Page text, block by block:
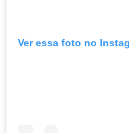
Ver essa foto no